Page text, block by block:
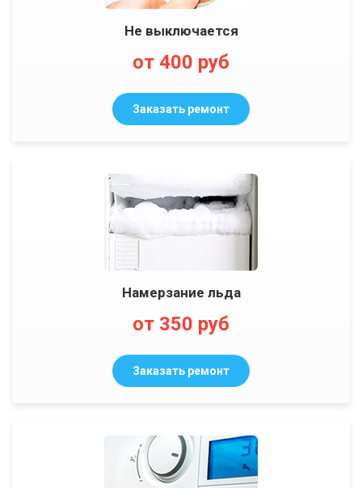
Не выключается
от 400 руб
Заказать ремонт
Намерзание льда
от 350 руб
Заказать ремонт